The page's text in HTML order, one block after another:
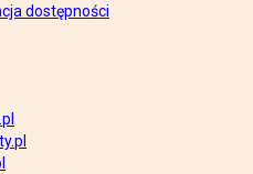
dostępności